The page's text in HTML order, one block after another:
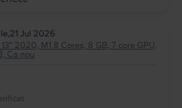
,21 Jul 2026
2020, M1 8 Cores, 8 GB, 7 core GPU,
Ca nou